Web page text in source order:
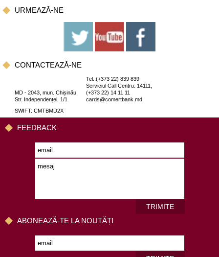
URMEAZĂ-NE
CONTACTEAZĂ-NE
MD - 2043, mun. Chișinău
Str. Independenței, 1/1
Tel.:(+373 22) 839 839
Serviciul Call Centru: 14111,
(+373 22) 14 11 11
cards@comertbank.md
SWIFT: CMTBMD2X
FEEDBACK
TRIMITE
ABONEAZĂ-TE LA NOUTĂȚI